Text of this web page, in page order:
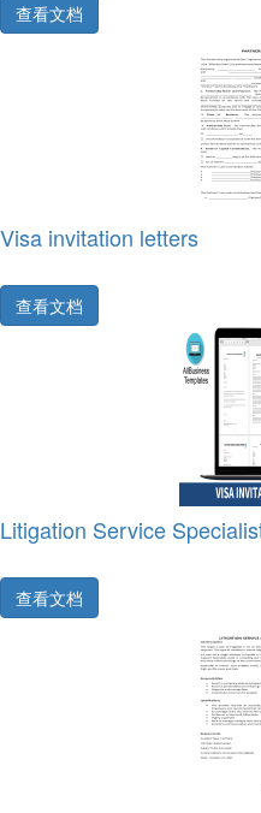
查看文档
Visa invitation letters
查看文档
Litigation Service
查看文档